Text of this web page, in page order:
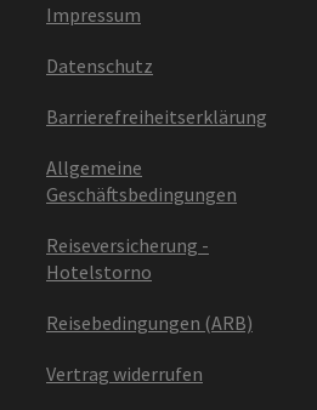
Impressum
Datenschutz
Barrierefreiheitserklärung
Allgemeine
Geschäftsbedingungen
Reiseversicherung -
Hotelstorno
Reisebedingungen (ARB)
Vertrag widerrufen